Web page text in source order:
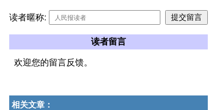
读者暱称:
读者留言
欢迎您的留言反馈。
相关文章：